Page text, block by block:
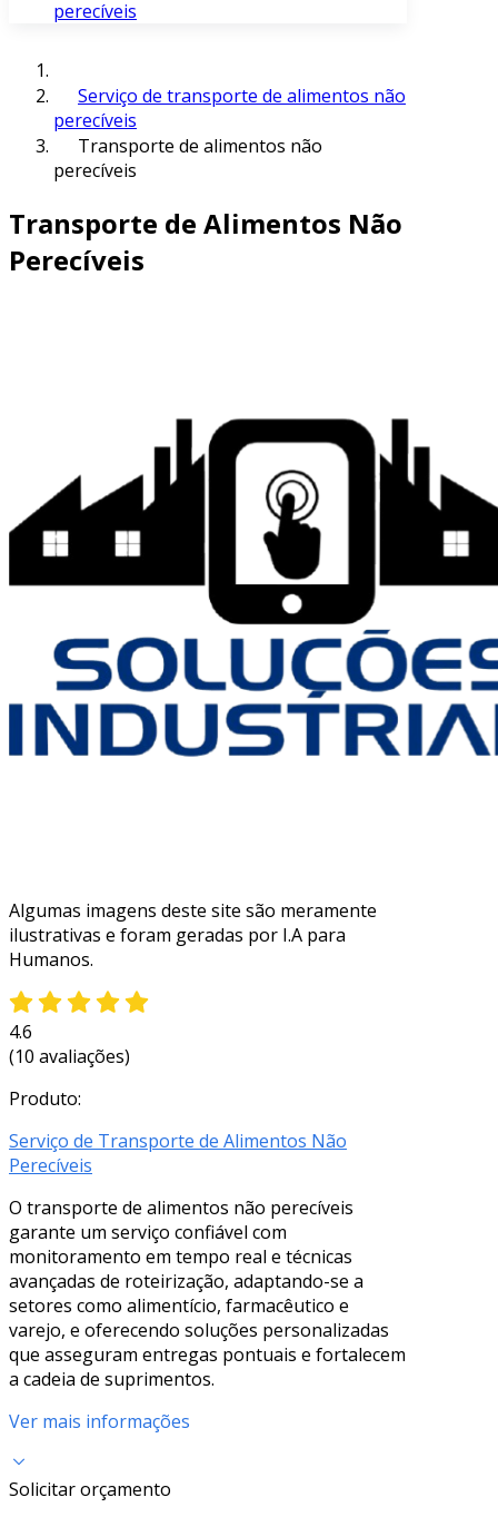
perecíveis
Serviço de transporte de alimentos não
perecíveis
Transporte de alimentos não
perecíveis
Transporte de Alimentos Não
Perecíveis
Algumas imagens deste site são meramente
ilustrativas e foram geradas por I.A para
Humanos.
4.6
(10 avaliações)
Produto:
Serviço de Transporte de Alimentos Não
Perecíveis
O transporte de alimentos não perecíveis
garante um serviço confiável com
monitoramento em tempo real e técnicas
avançadas de roteirização, adaptando-se a
setores como alimentício, farmacêutico e
varejo, e oferecendo soluções personalizadas
que asseguram entregas pontuais e fortalecem
a cadeia de suprimentos.
Ver mais informações
Solicitar orçamento